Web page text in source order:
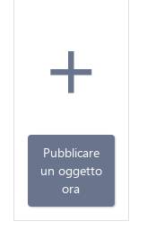
+
Pubblicare
un oggetto
ora